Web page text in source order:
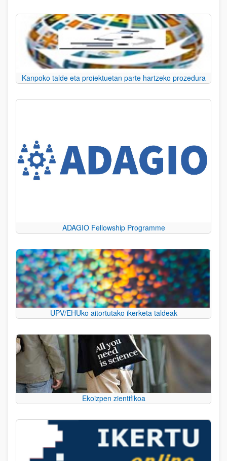
Kanpoko talde eta proiektuetan parte hartzeko prozedura
ADAGIO Fellowship Programme
UPV/EHUko aitortutako ikerketa taldeak
Ekoizpen zientifikoa